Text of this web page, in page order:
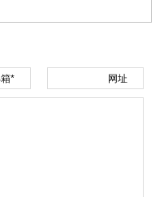
* 网址